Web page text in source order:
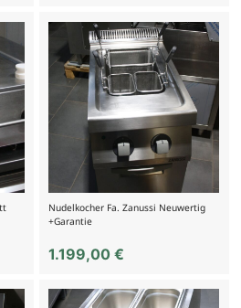
Nudelkocher Fa. Zanussi Neuwertig
+Garantie
1.199,00€